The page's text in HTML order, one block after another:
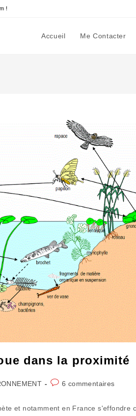
!
Accueil Me Contacter
dans la proximité
Commentaires
6 commentaires
et notamment en France s'effondre